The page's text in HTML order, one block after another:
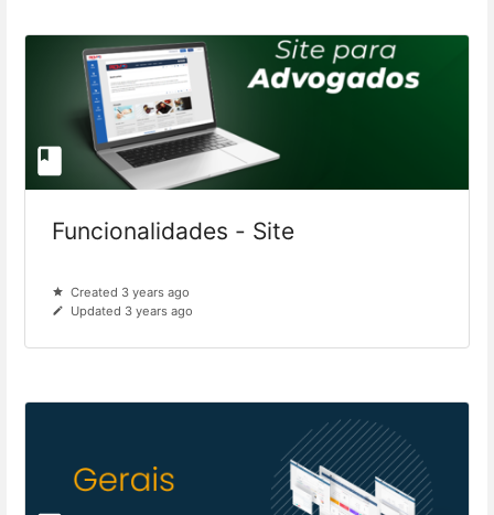
Funcionalidades - Site
Created 3 years ago
Updated 3 years ago